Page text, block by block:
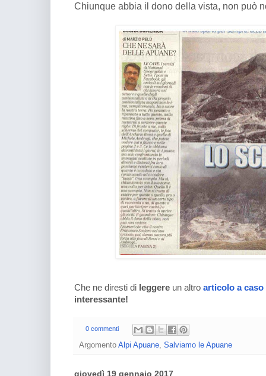
Chiunque abbia il dono della vista, non può
Che ne diresti di leggere un altro articolo a caso
interessante!
0 commenti
Argomento Alpi Apuane Salviamo le Apuane
giovedì 19 gennaio 2017